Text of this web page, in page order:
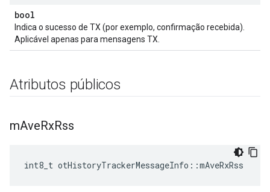
bool
Indica o sucesso de TX (por exemplo, confirmação recebida).
Aplicável apenas para mensagens TX.
Atributos públicos
mAveRxRss
int8_t otHistoryTrackerMessageInfo ::mAveRxRss